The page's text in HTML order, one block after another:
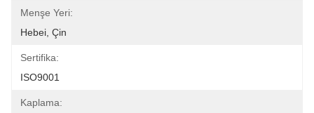
Menşe Yeri:
Hebei, Çin
Sertifika:
ISO9001
Kaplama: